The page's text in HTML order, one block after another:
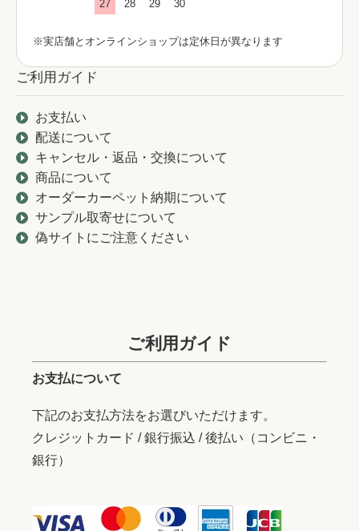
27 28 29 30
※実店舗とオンラインショップは定休日が異なります
ご利用ガイド
お支払い
配送について
キャンセル・返品・交換について
商品について
オーダーカーペット納期について
サンプル取寄せについて
偽サイトにご注意ください
ご利用ガイド
お支払について
下記のお支払方法をお選びいただけます。
クレジットカード / 銀行振込 / 後払い（コンビニ・
銀行）